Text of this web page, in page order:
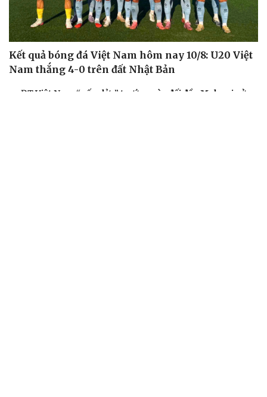
Kết quả bóng đá Việt Nam hôm nay 10/8: U20 Việt
Nam thắng 4-0 trên đất Nhật Bản
ĐT Việt Nam “nếm lửa” trước ngày đối đầu Malaysia ở